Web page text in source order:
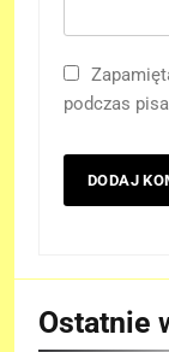
podczas
Ostatnie